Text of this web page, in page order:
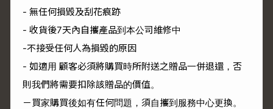
- 無任何損毀及刮花痕跡
- 收貨後7天內自攜產品到本公司維修中
-不接受任何人為損毀的原因
- 如適用 顧客必須將購買時所附送之贈品一併退還，否
則我們將需要扣除該贈品的價值。
－買家購買後如有任何問題，須自攜到服務中心更換。